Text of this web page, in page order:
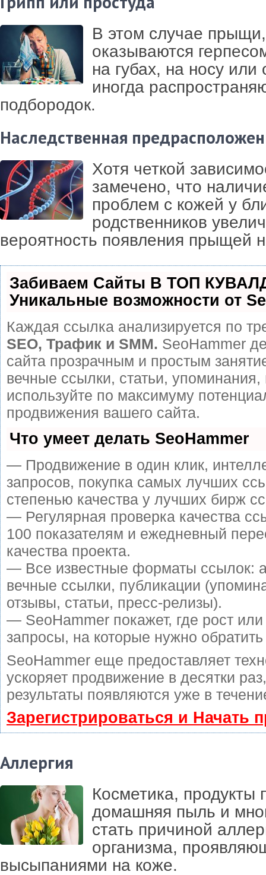
В этом случае
оказываются
на губах, на носу или
иногда
подбородок.
Наследственная
Хотя четкой
замечено, что
проблем с кожей у
родственников
вероятность появления прыщей
Забиваем Сайты В ТОП
Уникальные возможности от
Каждая ссылка анализируется по
SEO, Трафик и SMM. SeoHammer
сайта прозрачным и простым
вечные ссылки, статьи,
используйте по максимуму
продвижения вашего сайта.
Что умеет делать SeoHammer
— Продвижение в один клик,
запросов, покупка самых лучших
степенью качества у лучших бирж
— Регулярная проверка качества
100 показателям и ежедневный
качества проекта.
— Все известные форматы ссылок:
вечные ссылки, публикации
отзывы, статьи, пресс-релизы).
— SeoHammer покажет, где рост
запросы, на которые нужно
SeoHammer еще предоставляет
ускоряет продвижение в десятки
результаты появляются уже в
Зарегистрироваться и Начать
Аллергия
Косметика, продукты
домашняя пыль и
стать причиной
организма,
высыпаниями на коже.